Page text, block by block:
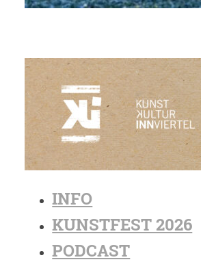
INFO
KUNSTFEST 2026
PODCAST